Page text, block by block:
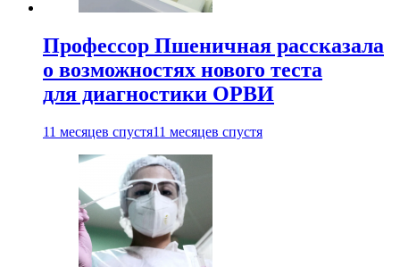
Профессор Пшеничная рассказала
о возможностях нового теста
для диагностики ОРВИ
11 месяцев спустя11 месяцев спустя